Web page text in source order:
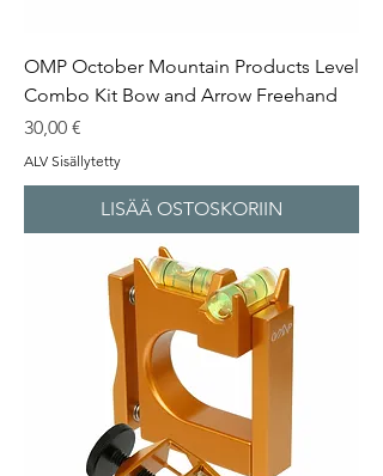
OMP October Mountain Products Level
Combo Kit Bow and Arrow Freehand
Hinta
30,00 €
ALV Sisällytetty
LISÄÄ OSTOSKORIIN